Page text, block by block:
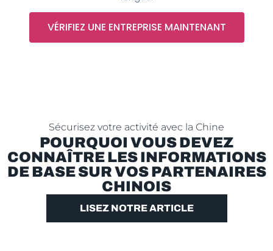
VÉRIFIEZ UNE ENTREPRISE MAINTENANT
Sécurisez votre activité avec la Chine
POURQUOI VOUS DEVEZ
CONNAÎTRE LES INFORMATIONS
DE BASE SUR VOS PARTENAIRES
CHINOIS
LISEZ NOTRE ARTICLE